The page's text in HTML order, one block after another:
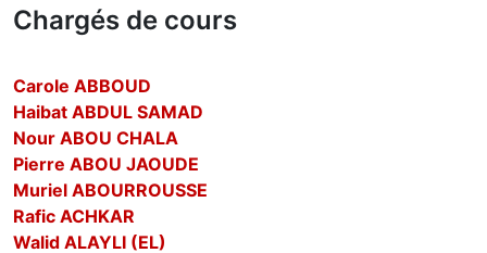
Chargés de cours
Carole ABBOUD
Haibat ABDUL SAMAD
Nour ABOU CHALA
Pierre ABOU JAOUDE
Muriel ABOURROUSSE
Rafic ACHKAR
Walid ALAYLI (EL)